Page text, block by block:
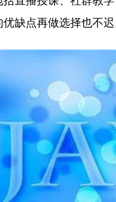
缺点再做选择也不